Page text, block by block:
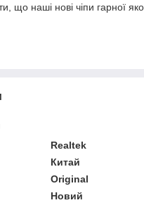
що наші нові чіпи гарної
Realtek
Китай
Original
Новий